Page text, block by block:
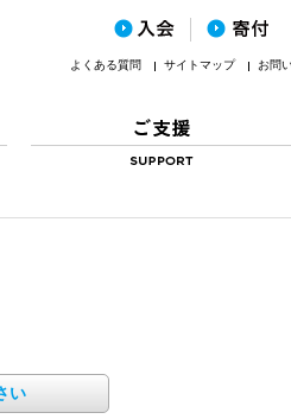
よくある質問 サイトマップ お問
い